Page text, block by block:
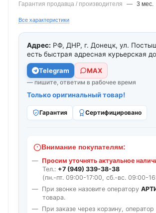
Гарантия продавца / производителя
— 3 мес.
Все характеристики
Адрес: РФ, ДНР, г. Донецк, ул.
есть быстрая адресная курьерская
Telegram МАХ
— пишите, ответим в рабочее время
Только оригинальный товар!
Гарантия Сертифицировано
Внимание покупателям:
Просим уточнять актуальное
Тел.: +7 (949) 339-38-38
(пн.-пт. 09:00-17:00, сб.-вс. 09:00-
При звонке назовите оператору
товара.
При заказе через корзину, оператор